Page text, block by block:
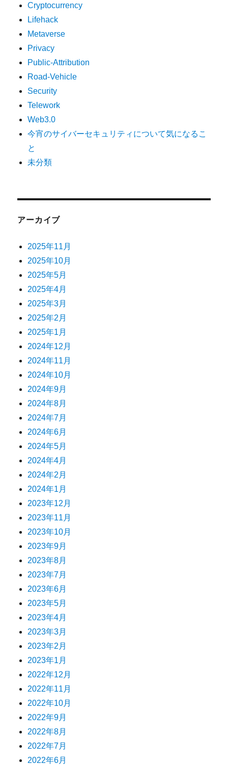
Cryptocurrency
Lifehack
Metaverse
Privacy
Public-Attribution
Road-Vehicle
Security
Telework
Web3.0
今宵のサイバーセキュリティについて気になるこ
と
未分類
アーカイブ
2025年11月
2025年10月
2025年5月
2025年4月
2025年3月
2025年2月
2025年1月
2024年12月
2024年11月
2024年10月
2024年9月
2024年8月
2024年7月
2024年6月
2024年5月
2024年4月
2024年2月
2024年1月
2023年12月
2023年11月
2023年10月
2023年9月
2023年8月
2023年7月
2023年6月
2023年5月
2023年4月
2023年3月
2023年2月
2023年1月
2022年12月
2022年11月
2022年10月
2022年9月
2022年8月
2022年7月
2022年6月